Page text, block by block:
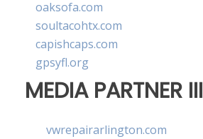
oaksofa.com
soultacohtx.com
capishcaps.com
gpsyfl.org
MEDIA PARTNER III
vwrepairarlington.com